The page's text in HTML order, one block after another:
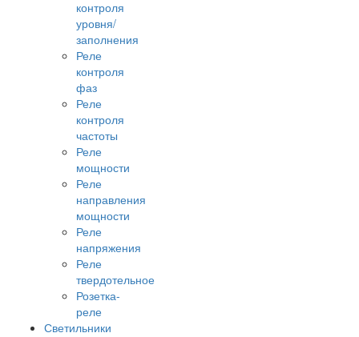
контроля
уровня/
заполнения
Реле
контроля
фаз
Реле
контроля
частоты
Реле
мощности
Реле
направления
мощности
Реле
напряжения
Реле
твердотельное
Розетка-
реле
Светильники